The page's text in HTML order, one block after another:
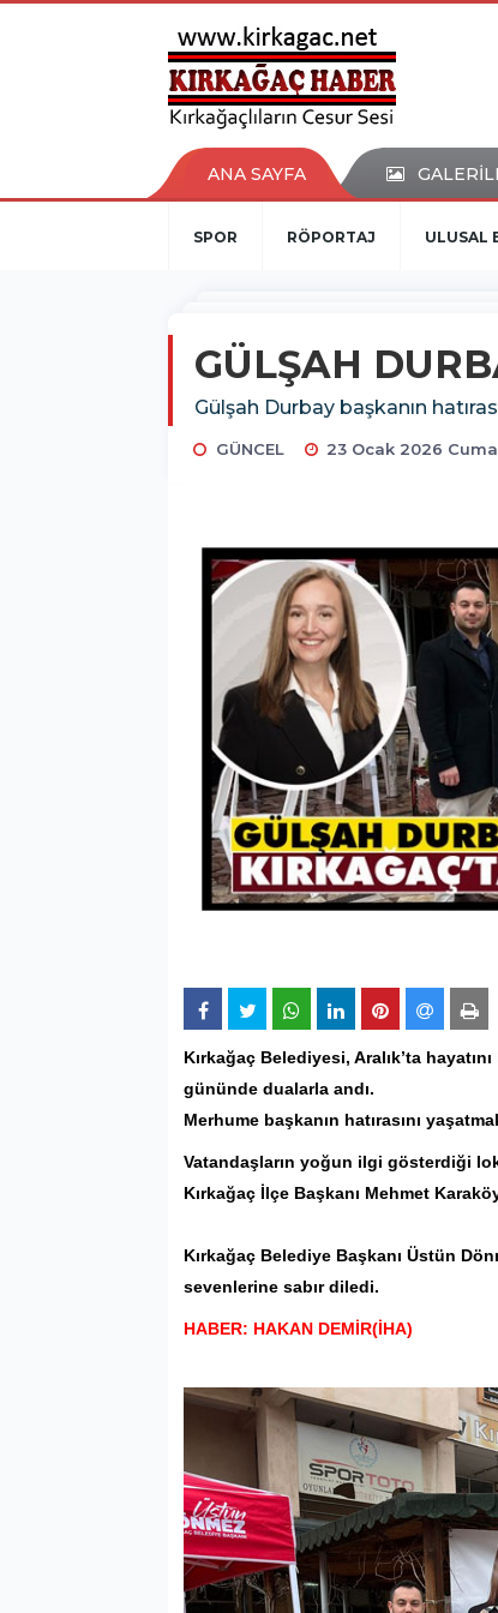
ANA SAYFA
SPOR RÖPORTAJ ULUSAL
GÜLŞAH
Gülşah Durbay başkanın
GÜNCEL 23 Ocak 2026
Kırkağaç Belediyesi, Aralık’ta
gününde dualarla andı.
Merhume başkanın hatırasını
Vatandaşların yoğun ilgi gösterdiği
Kırkağaç İlçe Başkanı Mehmet
Kırkağaç Belediye Başkanı Üstün
sevenlerine sabır diledi.
HABER: HAKAN DEMİR(İHA)